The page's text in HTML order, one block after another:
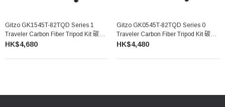
Gitzo GK1545T-82TQD Series 1
Traveler Carbon Fiber Tripod Kit 碳纖
維三腳架連中置球型雲台
HK$4,680
Gitzo GK0545T-82TQD Series 0
Traveler Carbon Fiber Tripod Kit 碳纖
維三腳架連中置球型雲台
HK$4,480